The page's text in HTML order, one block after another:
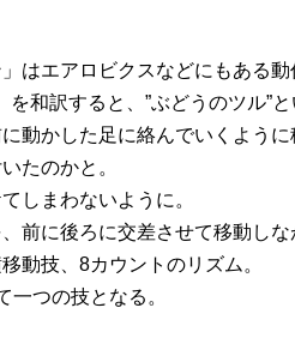
」はエアロビクスなどにもある動
和訳すると、”ぶどうのツル”と
動かした足に絡んでいくように
たのかと。
しまわないように。
前に後ろに交差させて移動しな
動技、8カウントのリズム。
一つの技となる。